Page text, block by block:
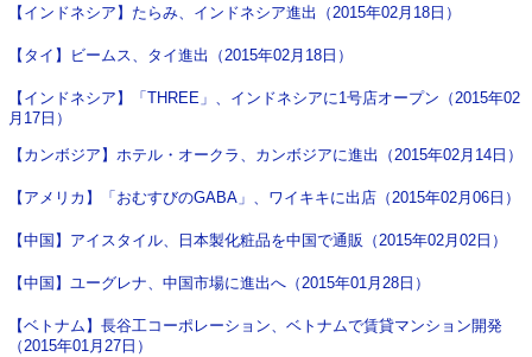
【インドネシア】たらみ、インドネシア進出（2015年02月18日）
【タイ】ビームス、タイ進出（2015年02月18日）
【インドネシア】「THREE」、インドネシアに1号店オープン（2015年02
月17日）
【カンボジア】ホテル・オークラ、カンボジアに進出（2015年02月14日）
【アメリカ】「おむすびのGABA」、ワイキキに出店（2015年02月06日）
【中国】アイスタイル、日本製化粧品を中国で通販（2015年02月02日）
【中国】ユーグレナ、中国市場に進出へ（2015年01月28日）
【ベトナム】長谷工コーポレーション、ベトナムで賃貸マンション開発
（2015年01月27日）